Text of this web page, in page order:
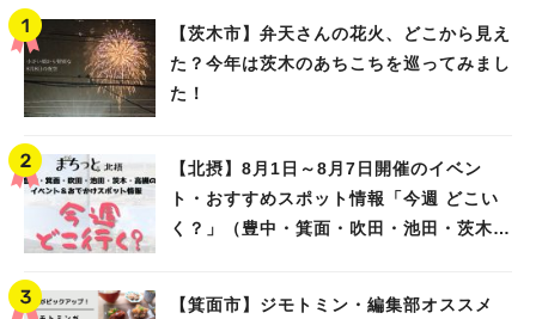
【茨木市】弁天さんの花火、どこから見え
た？今年は茨木のあちこちを巡ってみまし
た！
【北摂】8月1日～8月7日開催のイベン
ト・おすすめスポット情報「今週 どこい
く？」（豊中・箕面・吹田・池田・茨木・
【箕面市】ジモトミン・編集部オススメ